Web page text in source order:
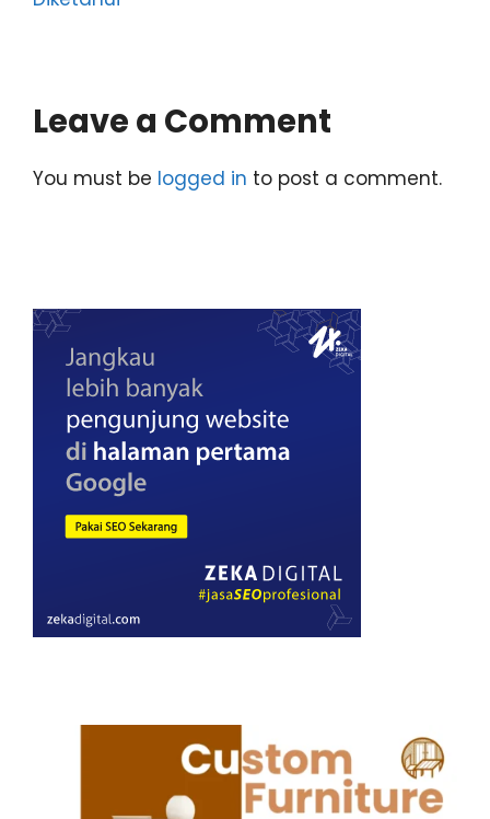
Leave a Comment
You must be logged in to post a comment.